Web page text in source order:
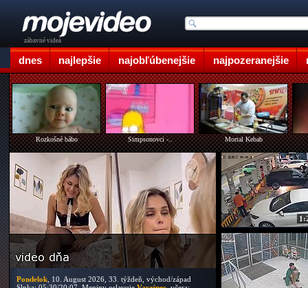
zábavné videá
dnes najlepšie najobľúbenejšie najpozeranejšie
Rozkošné bábo Simpsonovci -.. Mortal Kebab
Pondelok , 10. August 2026, 33. týždeň, východ/západ